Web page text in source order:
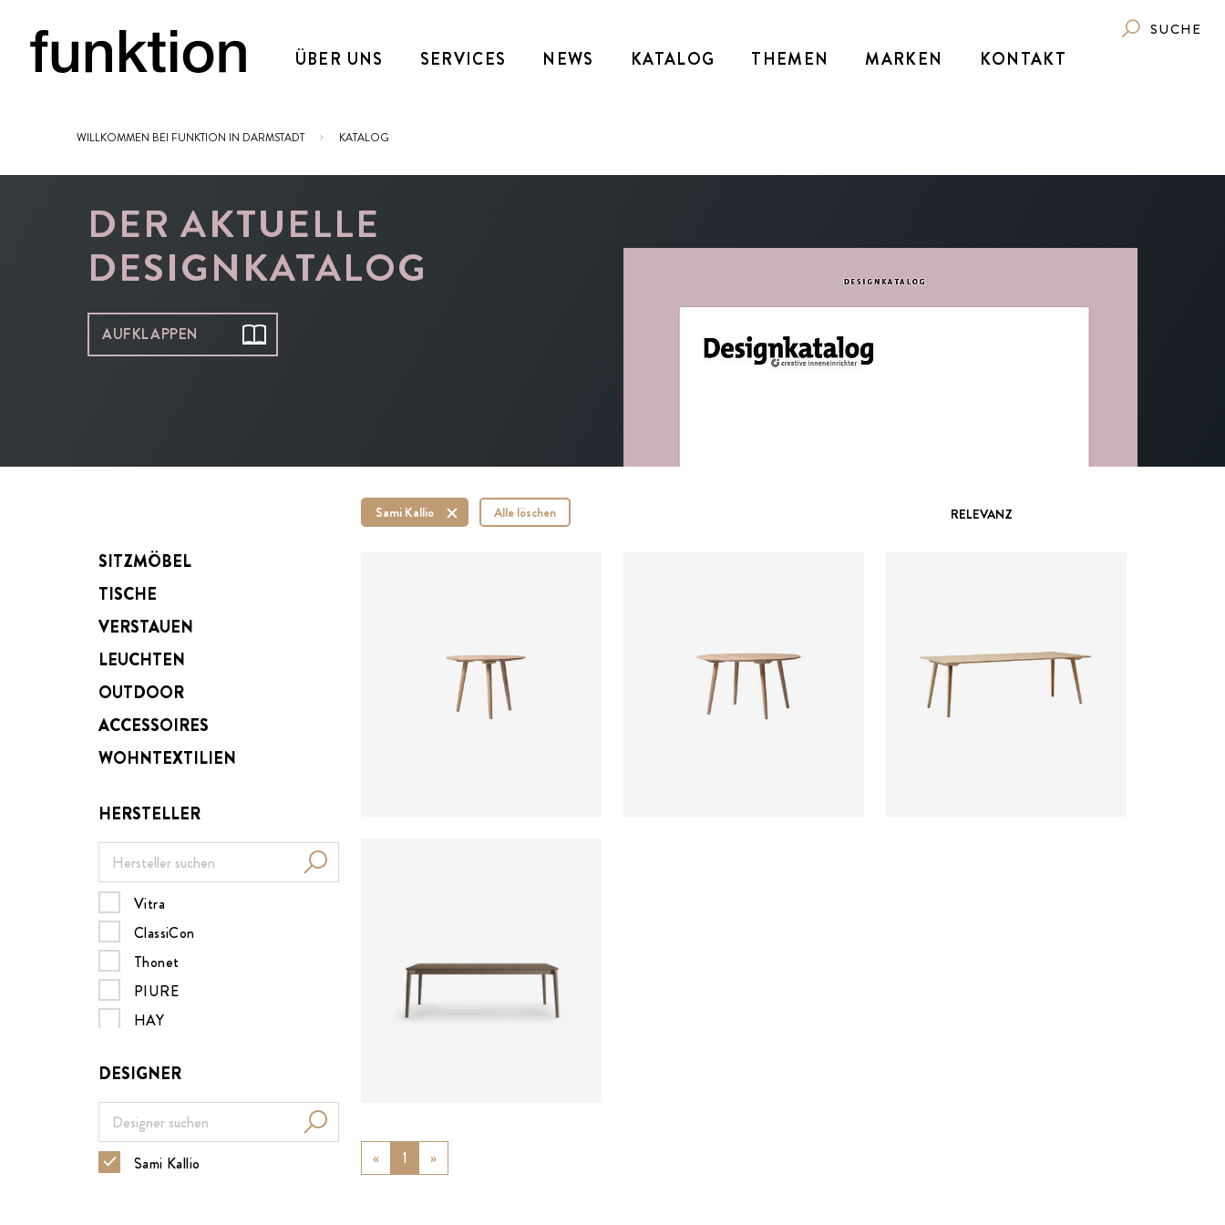
ÜBER UNS SERVICES NEWS KATALOG THEMEN MARKEN KONTAKT
SUCHE
Sie sind hier:
WILLKOMMEN BEI FUNKTION IN DARMSTADT KATALOG
DER AKTUELLE
DESIGNKATALOG
AUFKLAPPEN
SITZMÖBEL
TISCHE
VERSTAUEN
LEUCHTEN
OUTDOOR
ACCESSOIRES
WOHNTEXTILIEN
HERSTELLER
Vitra
ClassiCon
Thonet
PIURE
HAY
MDF italia
B&B Italia
Nils Holger Moormann
Design House Stockholm
DESIGNER
Sami Kallio
Sami Kallio Alle löschen RELEVANZ
« Previous
1 »